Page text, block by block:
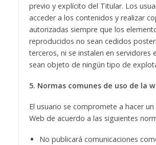
previo y explícito del Titular. Los
acceder a los contenidos y realizar
autorizadas siempre que los
reproducidos no sean cedidos
terceros, ni se instalen en servidores
sean objeto de ningún tipo de
5. Normas comunes de uso de la
El usuario se compromete a hacer
Web de acuerdo a las siguientes
No publicará comunicaciones